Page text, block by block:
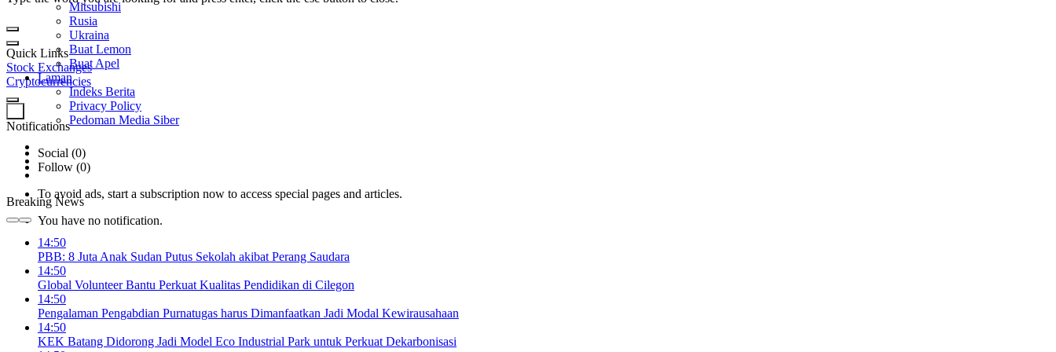
Quick Links
Stock Exchanges
Cryptocurrencies
Notifications
Social (0)
Follow (0)
To avoid ads, start a subscription now to access special pages and articles.
You have no notification.
Mitsubishi
Rusia
Ukraina
Buat Lemon
Buat Apel
Laman
Indeks Berita
Privacy Policy
Pedoman Media Siber
Breaking News
14:50
PBB: 8 Juta Anak Sudan Putus Sekolah akibat Perang Saudara
14:50
Global Volunteer Bantu Perkuat Kualitas Pendidikan di Cilegon
14:50
Pengalaman Pengabdian Purnatugas harus Dimanfaatkan Jadi Modal Kewirausahaan
14:50
KEK Batang Didorong Jadi Model Eco Industrial Park untuk Perkuat Dekarbonisasi